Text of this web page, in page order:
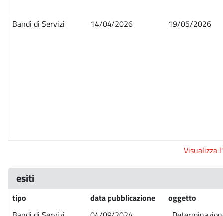
Bandi di Servizi 14/04/2026 19/05/2026
Visualizza
esiti
tipo data pubblicazione
oggetto